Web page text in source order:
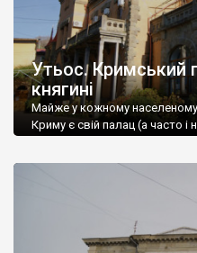
Утьос. Кримський
княгині
Майже у кожному населеному
Криму є свій палац (а часто і